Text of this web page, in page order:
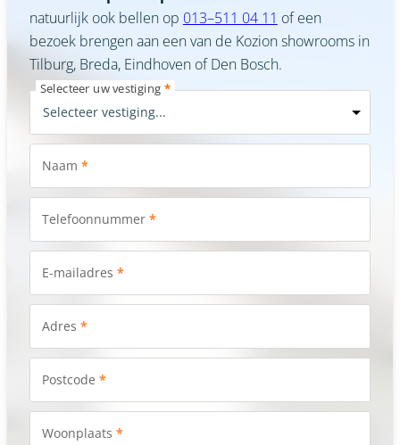
natuurlijk ook bellen op 013–511 04 11 of een
bezoek brengen aan een van de Kozion showrooms in
Tilburg, Breda, Eindhoven of Den Bosch.
Selecteer uw vestiging *
Naam *
Telefoonnummer *
E-mailadres *
Adres *
Postcode *
Woonplaats *